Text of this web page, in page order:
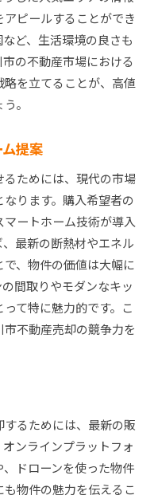
ピールすることができ
ど、生活環境の良さも
の不動産市場における
を立てることが、高値
。
提案
ためには、現代の市場
ります。購入希望者の
ートホーム技術が導入
最新の断熱材やエネル
、物件の価値は大幅に
間取りやモダンなキッ
て特に魅力的です。こ
不動産売却の競争力を
るためには、最新の販
ンラインプラットフォ
ドローンを使った物件
物件の魅力を伝えるこ